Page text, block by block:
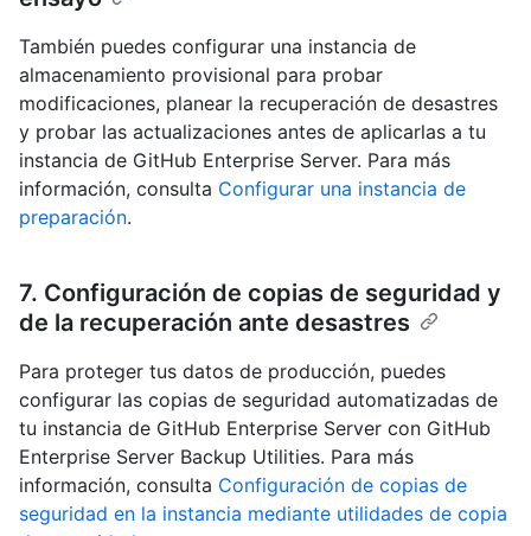
También puedes configurar una instancia de
almacenamiento provisional para probar
modificaciones, planear la recuperación de desastres
y probar las actualizaciones antes de aplicarlas a tu
instancia de GitHub Enterprise Server. Para más
información, consulta Configurar una instancia de
preparación.
7. Configuración de copias de seguridad y
de la recuperación ante desastres
Para proteger tus datos de producción, puedes
configurar las copias de seguridad automatizadas de
tu instancia de GitHub Enterprise Server con GitHub
Enterprise Server Backup Utilities. Para más
información, consulta Configuración de copias de
seguridad en la instancia mediante utilidades de copia